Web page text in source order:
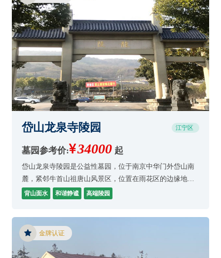
岱山龙泉寺陵园 江宁区
墓园参考价: 34000 起
岱山龙泉寺陵园是公益性墓园，位于南京中华门外岱山南
麓，紧邻牛首山祖唐山风景区，位置在雨花区的边缘地
带。
背山面水 和谐静谧 高端陵园
金牌认证